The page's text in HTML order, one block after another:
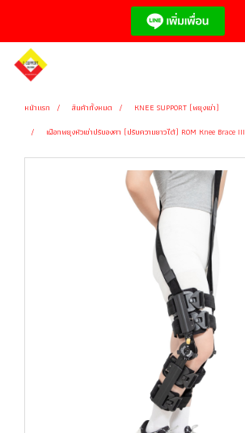
หน้าแรก สินค้าทั้งหมด
KNEE SUPPORT (พยุงเข่า)
เฝือกพยุงหัวเข่าปรับองศา (ปรับความยาวได้) ROM Knee Brace III